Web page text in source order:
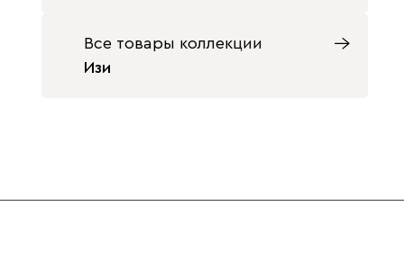
Все товары коллекции
Изи